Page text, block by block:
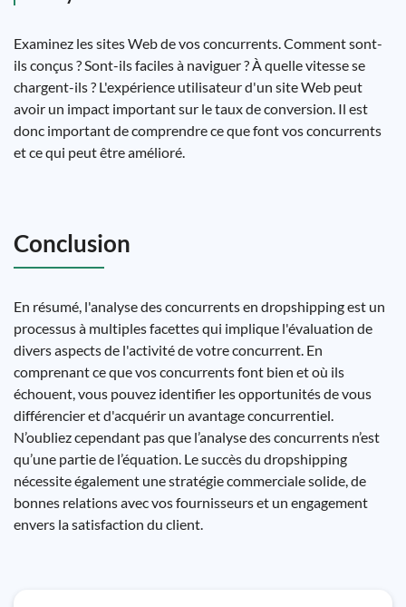
Examinez les sites Web de vos concurrents. Comment sont-
ils conçus ? Sont-ils faciles à naviguer ? À quelle vitesse se
chargent-ils ? L'expérience utilisateur d'un site Web peut
avoir un impact important sur le taux de conversion. Il est
donc important de comprendre ce que font vos concurrents
et ce qui peut être amélioré.
Conclusion
En résumé, l'analyse des concurrents en dropshipping est un
processus à multiples facettes qui implique l'évaluation de
divers aspects de l'activité de votre concurrent. En
comprenant ce que vos concurrents font bien et où ils
échouent, vous pouvez identifier les opportunités de vous
différencier et d'acquérir un avantage concurrentiel.
N’oubliez cependant pas que l’analyse des concurrents n’est
qu’une partie de l’équation. Le succès du dropshipping
nécessite également une stratégie commerciale solide, de
bonnes relations avec vos fournisseurs et un engagement
envers la satisfaction du client.